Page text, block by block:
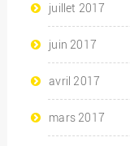
juillet 2017
juin 2017
avril 2017
mars 2017